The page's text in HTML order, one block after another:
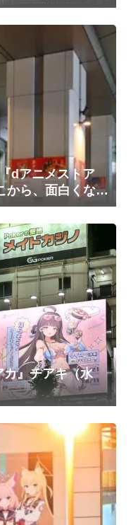
dアニメストア
から、面白くな
開始）
』チアキ（水